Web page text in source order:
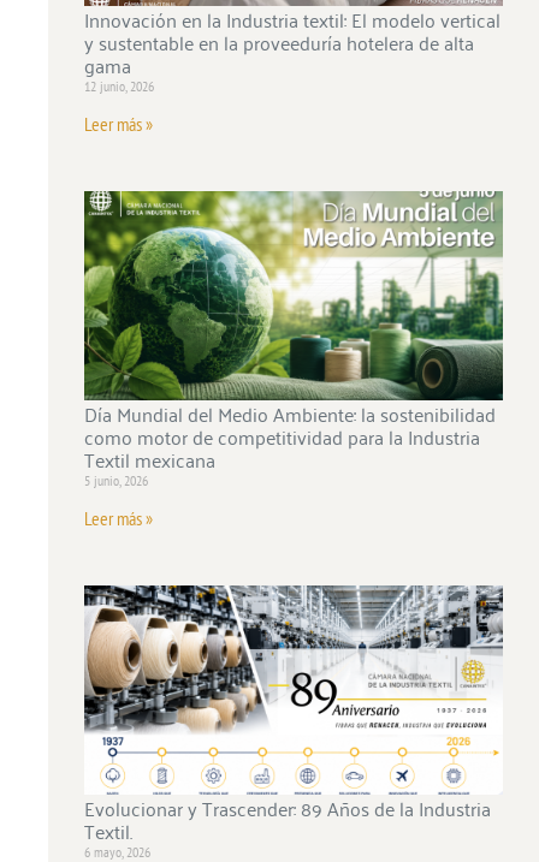
Innovación en la Industria textil: El modelo vertical
y sustentable en la proveeduría hotelera de alta
gama
12 junio, 2026
Leer más »
Día Mundial del Medio Ambiente: la sostenibilidad
como motor de competitividad para la Industria
Textil mexicana
5 junio, 2026
Leer más »
Evolucionar y Trascender: 89 Años de la Industria
Textil.
6 mayo, 2026